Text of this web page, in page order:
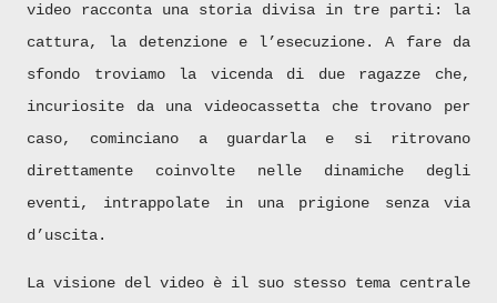
video racconta una storia divisa in tre parti: la
cattura, la detenzione e l’esecuzione. A fare da
sfondo troviamo la vicenda di due ragazze che,
incuriosite da una videocassetta che trovano per
caso, cominciano a guardarla e si ritrovano
direttamente coinvolte nelle dinamiche degli
eventi, intrappolate in una prigione senza via
d’uscita.
La visione del video è il suo stesso tema centrale